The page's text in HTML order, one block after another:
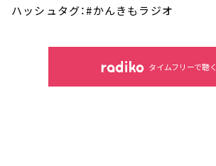
ハッシュタグ：#かんきもラジオ
タイムフリーで聴く